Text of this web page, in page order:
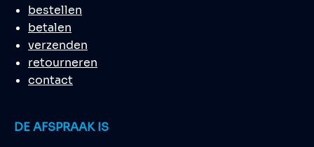
bestellen
betalen
verzenden
retourneren
contact
DE AFSPRAAK IS